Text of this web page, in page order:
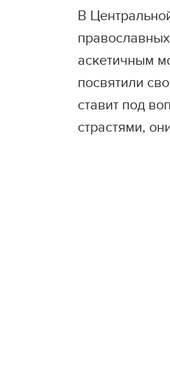
В
аскетичным
посвятили
ставит под
страстями,